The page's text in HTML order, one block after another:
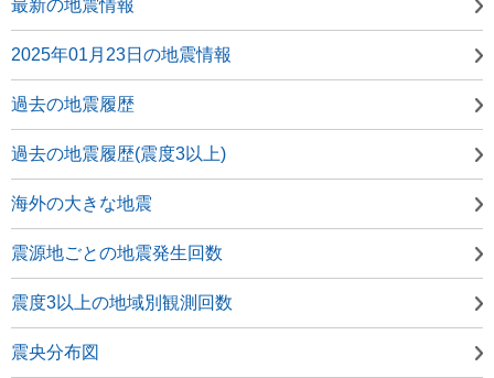
最新の地震情報
2025年01月23日の地震情報
過去の地震履歴
過去の地震履歴(震度3以上)
海外の大きな地震
震源地ごとの地震発生回数
震度3以上の地域別観測回数
震央分布図